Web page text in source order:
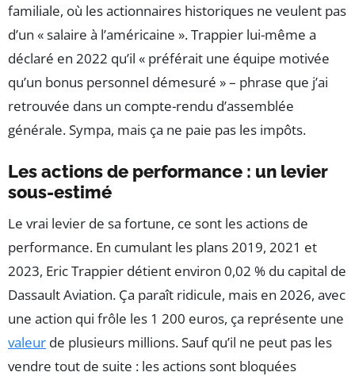
familiale, où les actionnaires historiques ne veulent pas
d’un « salaire à l’américaine ». Trappier lui-même a
déclaré en 2022 qu’il « préférait une équipe motivée
qu’un bonus personnel démesuré » – phrase que j’ai
retrouvée dans un compte-rendu d’assemblée
générale. Sympa, mais ça ne paie pas les impôts.
Les actions de performance : un levier
sous-estimé
Le vrai levier de sa fortune, ce sont les actions de
performance. En cumulant les plans 2019, 2021 et
2023, Eric Trappier détient environ 0,02 % du capital de
Dassault Aviation. Ça paraît ridicule, mais en 2026, avec
une action qui frôle les 1 200 euros, ça représente une
valeur de plusieurs millions. Sauf qu’il ne peut pas les
vendre tout de suite : les actions sont bloquées